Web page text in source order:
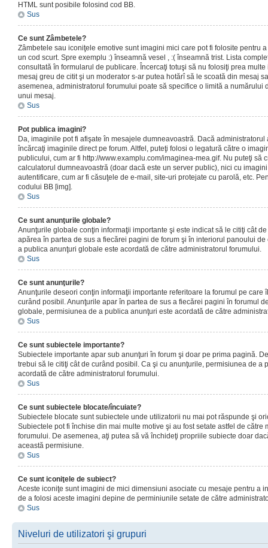
HTML sunt posibile folosind cod BB.
Sus
Ce sunt Zâmbetele?
Zâmbetele sau iconiţele emotive sunt imagini mici care pot fi folosite pentru
un cod scurt. Spre exemplu :) înseamnă vesel , :( înseamnă trist. Lista
consultată în formularul de publicare. Încercaţi totuşi să nu folosiţi prea
mesaj greu de citit şi un moderator s-ar putea hotărî să le scoată din mesaj
asemenea, administratorul forumului poate să specifice o limită a numărului
unui mesaj.
Sus
Pot publica imagini?
Da, imaginile pot fi afişate în mesajele dumneavoastră. Dacă
încărcaţi imaginile direct pe forum. Altfel, puteţi folosi o legatură către o
publicului, cum ar fi http://www.examplu.com/imaginea-mea.gif. Nu puteţi să
calculatorul dumneavoastră (doar dacă este un server public), nici cu
autentificare, cum ar fi căsuţele de e-mail, site-uri protejate cu parolă, etc.
codului BB [img].
Sus
Ce sunt anunţurile globale?
Anunţurile globale conţin informaţii importante şi este indicat să le citiţi cât
apărea în partea de sus a fiecărei pagini de forum şi în interiorul panoului
a publica anunţuri globale este acordată de către administratorul forumului.
Sus
Ce sunt anunţurile?
Anunţurile deseori conţin informaţii importante referitoare la forumul pe care
curând posibil. Anunţurile apar în partea de sus a fiecărei pagini în forumul
globale, permisiunea de a publica anunţuri este acordată de către
Sus
Ce sunt subiectele importante?
Subiectele importante apar sub anunţuri în forum şi doar pe prima pagină.
trebui să le citiţi cât de curând posibil. Ca şi cu anunţurile, permisiunea de a
acordată de către administratorul forumului.
Sus
Ce sunt subiectele blocate/încuiate?
Subiectele blocate sunt subiectele unde utilizatorii nu mai pot răspunde şi
Subiectele pot fi închise din mai multe motive şi au fost setate astfel de către
forumului. De asemenea, aţi putea să vă închideţi propriile subiecte doar
această permisiune.
Sus
Ce sunt iconiţele de subiect?
Aceste iconiţe sunt imagini de mici dimensiuni asociate cu mesaje pentru a
de a folosi aceste imagini depine de perminiunile setate de către
Sus
Niveluri de utilizatori şi grupuri